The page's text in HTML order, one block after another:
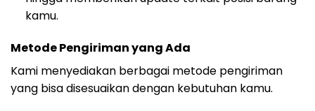
kamu.
Metode Pengiriman yang Ada
Kami menyediakan berbagai metode pengiriman
yang bisa disesuaikan dengan kebutuhan kamu.